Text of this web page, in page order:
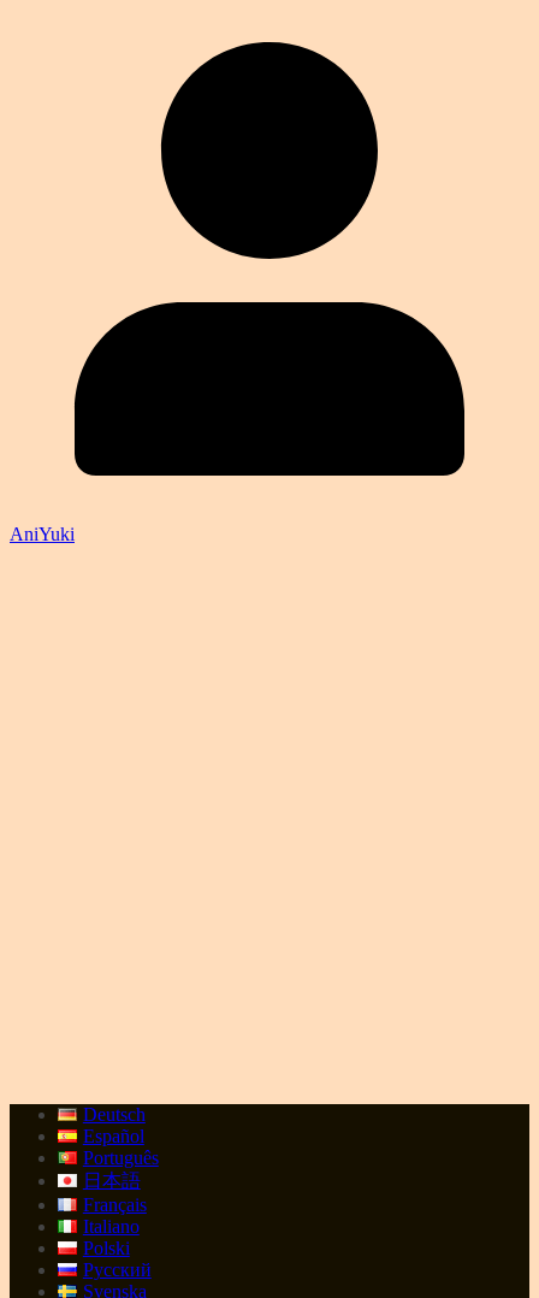
AniYuki
Deutsch
Español
Português
日本語
Français
Italiano
Polski
Русский
Svenska